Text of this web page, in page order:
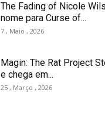
The Fading of Nicole
nome para Curse of...
7 , Maio , 2026
Magin: The Rat Project
e chega em...
25 , Março , 2026